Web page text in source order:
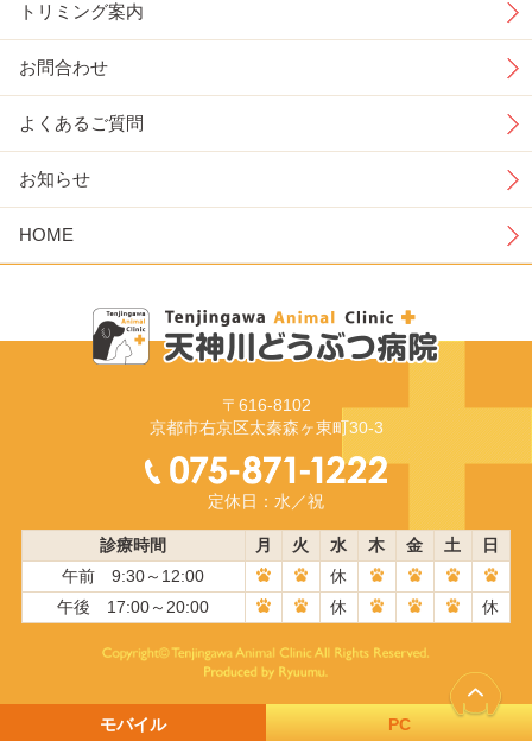
トリミング案内
お問合わせ
よくあるご質問
お知らせ
HOME
〒616-8102
京都市右京区太秦森ヶ東町30-3
定休日：水／祝
診療時間 月 火 水 木 金 土
日
午前 9:30～12:00
休
午後 17:00～20:00
休 休
モバイル PC